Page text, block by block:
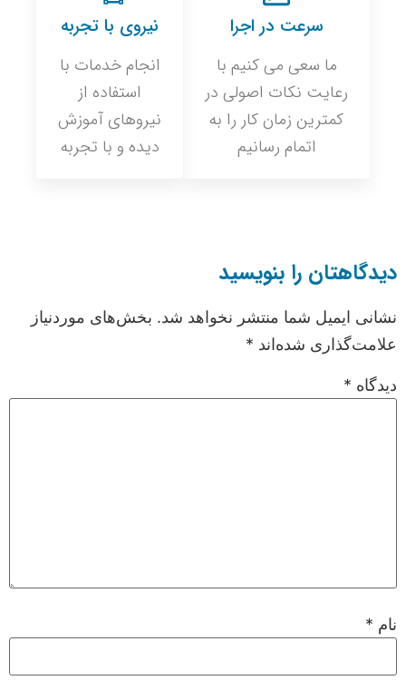
سرعت در اجرا
ما سعی می کنیم با
رعایت نکات اصولی در
کمترین زمان کار را به
اتمام رسانیم
نیروی با تجربه
انجام خدمات با
استفاده از
نیروهای آموزش
دیده و با تجربه
دیدگاهتان را بنویسید
نشانی ایمیل شما منتشر نخواهد شد. بخش‌های موردنیاز
علامت‌گذاری شده‌اند *
دیدگاه *
نام *